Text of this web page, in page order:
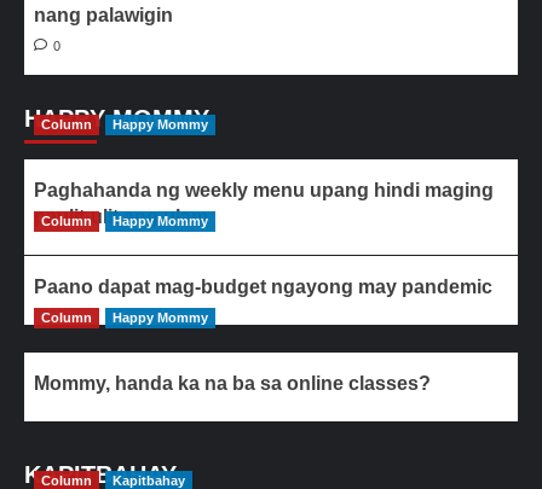
nang palawigin
0
HAPPY MOMMY
Column Happy Mommy
Paghahanda ng weekly menu upang hindi maging
paulit-ulit ang ulam
Column Happy Mommy
Paano dapat mag-budget ngayong may pandemic
Column Happy Mommy
Mommy, handa ka na ba sa online classes?
KAPITBAHAY
Column Kapitbahay